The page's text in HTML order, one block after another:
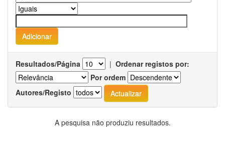
Resultados/Página | Ordenar registos por:
Por ordem
Autores/Registo
A pesquisa não produziu resultados.